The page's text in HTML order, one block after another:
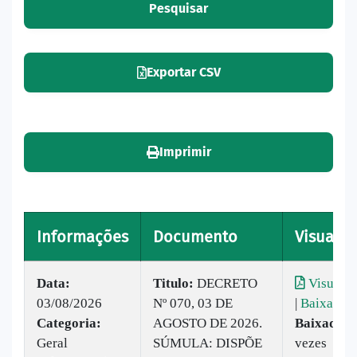
Pesquisar
Exportar CSV
Imprimir
Informações Documento
Data:
03/08/2026
Categoria:
Geral
Titulo: DECRETO
Nº 070, 03 DE
AGOSTO DE 2026.
SÚMULA: DISPÕE
| Baixar
Baixado:
vezes